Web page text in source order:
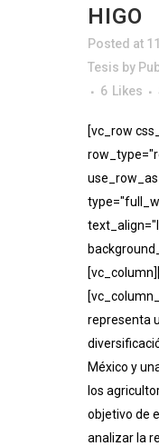
HIGO
Posted at
Tesis by
6 Likes
[vc_row
representa
México y
los
objetivo de
analizar la